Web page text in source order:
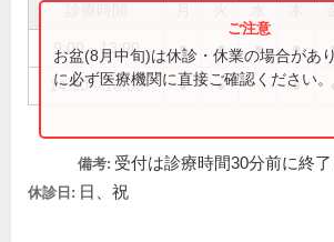
9:00～13:00 ● ● ● ● ●
14:30～18:30 ● ● ●
お盆(8月中旬)は休診・休業の場合があ
に必ず医療機関に直接ご確認ください。
備考: 受付は診療時間30分前に終了
休診日: 日、祝